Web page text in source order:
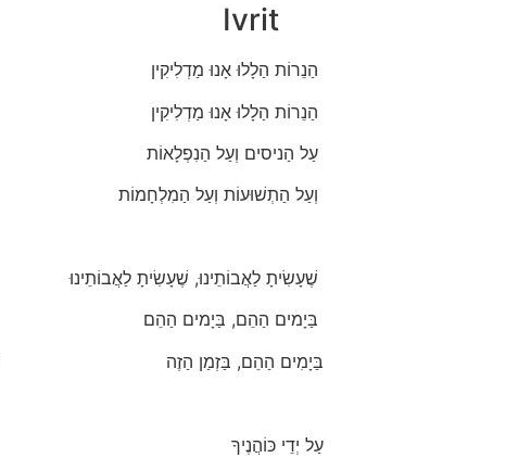
Ivrit
עַל הַניסים וְעַל הַנִפְלָאוֹת
בַּיָמִים הַהֵם, בַּזְמַן הַזֶה
עַל יְדֵי כּוֹהֲנֶיךָ